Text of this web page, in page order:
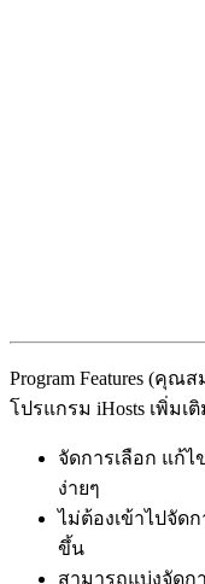
Program Features (คุ
โปรแกรม iHosts เพิ่มเ
จัดการเลือก แก้ไ
ง่ายๆ
ไม่ต้องเข้าไปจัดก
ขึ้น
สามารถแบ่งจัดก